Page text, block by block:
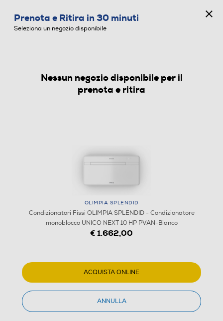
CONDIZIONATORI FISSI
Prenota e Ritira in 30 minuti
Seleziona un negozio disponibile
Nessun negozio disponibile per il
prenota e ritira
OLIMPIA SPLENDID
Condizionatori Fissi OLIMPIA SPLENDID - Condizionatore
monoblocco UNICO NEXT 10 HP PVAN-Bianco
€ 1.662,00
ACQUISTA ONLINE
ANNULLA